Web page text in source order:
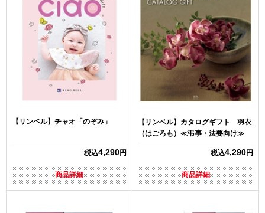
【リンベル】チャオ「のぞみ」
税込4,290円
商品詳細
【リンベル】カタログギフト 羽衣
（はごろも）≪弔事・法要向け≫
税込4,290円
商品詳細